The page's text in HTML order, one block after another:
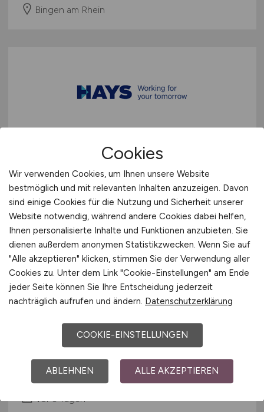
Bingen am Rhein
Finanzcontroller (m/w/d)
Hays
vor 3 Tagen
Gießen
Steuerfachangestellter(m/w/d)
vor 3 Tagen
Cookies
Wir verwenden Cookies, um Ihnen unsere Website
bestmöglich und mit relevanten Inhalten anzuzeigen. Davon
sind einige Cookies für die Nutzung und Sicherheit unserer
Website notwendig, während andere Cookies dabei helfen,
Ihnen personalisierte Inhalte und Funktionen anzubieten. Sie
dienen außerdem anonymen Statistikzwecken. Wenn Sie auf
"Alle akzeptieren" klicken, stimmen Sie der Verwendung aller
Cookies zu. Unter dem Link "Cookie-Einstellungen" am Ende
jeder Seite können Sie Ihre Entscheidung jederzeit
nachträglich aufrufen und ändern. Datenschutzerklärung
COOKIE-EINSTELLUNGEN
ABLEHNEN ALLE AKZEPTIEREN